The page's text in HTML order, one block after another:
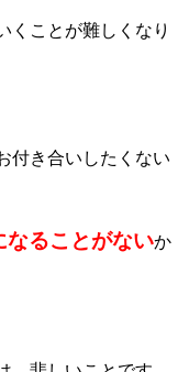
くことが難しくなり
付き合いしたくない
なることがないか